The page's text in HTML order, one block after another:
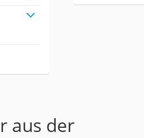
aus der